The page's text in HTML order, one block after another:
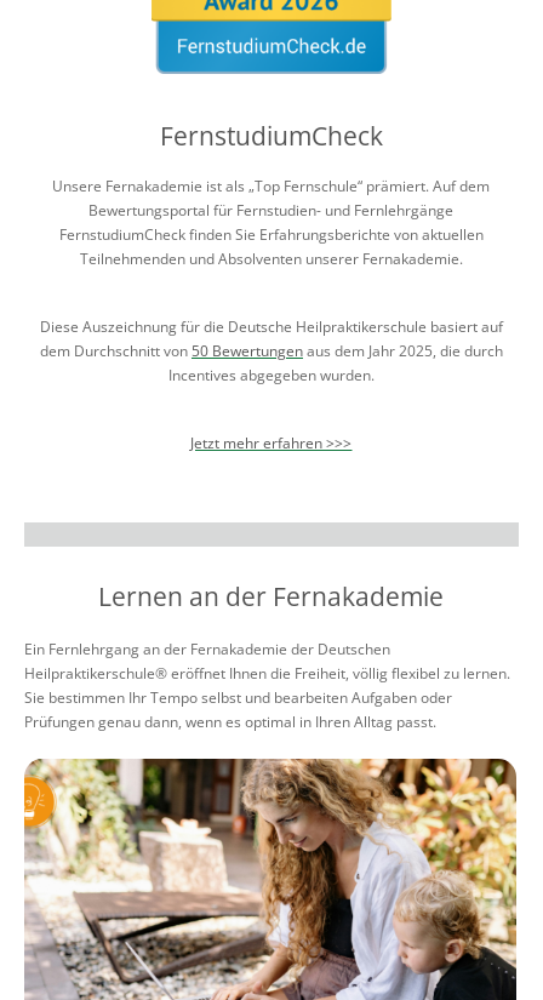
FernstudiumCheck
Unsere Fernakademie ist als „Top Fernschule“ prämiert. Auf dem
Bewertungsportal für Fernstudien- und Fernlehrgänge
FernstudiumCheck finden Sie Erfahrungsberichte von aktuellen
Teilnehmenden und Absolventen unserer Fernakademie.
Diese Auszeichnung für die Deutsche Heilpraktikerschule basiert auf
dem Durchschnitt von 50 Bewertungenaus dem Jahr 2025, die durch
Incentives abgegeben wurden.
Jetzt mehr erfahren >>>
Lernen an der Fernakademie
Ein Fernlehrgang an der Fernakademie der Deutschen
Heilpraktikerschule® eröffnet Ihnen die Freiheit, völlig flexibel zu lernen.
Sie bestimmen Ihr Tempo selbst und bearbeiten Aufgaben oder
Prüfungen genau dann, wenn es optimal in Ihren Alltag passt.